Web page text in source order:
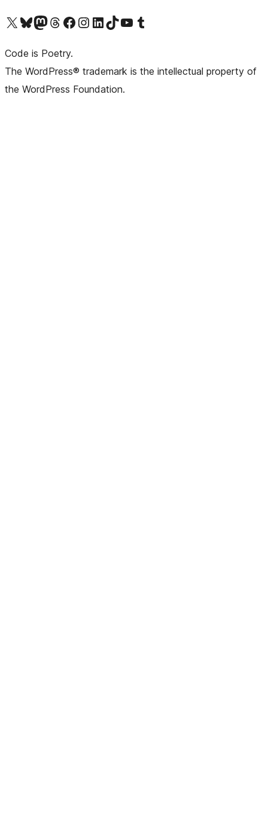
Visita il nostro account X (ex Twitter)
Visita il nostro account Bluesky
Visita il nostro account Mastodon
Visita il nostro account Threads
Visita la nostra pagina Facebook
Visita il nostro account Instagram
Visita il nostro account LinkedIn
Visita il nostro account TikTok
Visita il nostro canale YouTube
Visita il nostro account Tumblr
Code is Poetry.
The WordPress® trademark is the intellectual property of
the WordPress Foundation.